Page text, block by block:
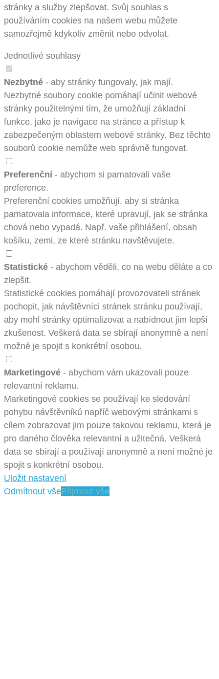
stránky a služby zlepšovat. Svůj souhlas s
používáním cookies na našem webu můžete
samozřejmě kdykoliv změnit nebo odvolat.
Jednotlivé souhlasy
Nezbytné - aby stránky fungovaly, jak mají.
Nezbytné soubory cookie pomáhají učinit webové
stránky použitelnými tím, že umožňují základní
funkce, jako je navigace na stránce a přístup k
zabezpečeným oblastem webové stránky. Bez těchto
souborů cookie nemůže web správně fungovat.
Preferenční - abychom si pamatovali vaše
preference.
Preferenční cookies umožňují, aby si stránka
pamatovala informace, které upravují, jak se stránka
chová nebo vypadá. Např. vaše přihlášení, obsah
košíku, zemi, ze které stránku navštěvujete.
Statistické - abychom věděli, co na webu děláte a co
zlepšit.
Statistické cookies pomáhají provozovateli stránek
pochopit, jak návštěvníci stránek stránku používají,
aby mohl stránky optimalizovat a nabídnout jim lepší
zkušenost. Veškerá data se sbírají anonymně a není
možné je spojit s konkrétní osobou.
Marketingové - abychom vám ukazovali pouze
relevantní reklamu.
Marketingové cookies se používají ke sledování
pohybu návštěvníků napříč webovými stránkami s
cílem zobrazovat jim pouze takovou reklamu, která je
pro daného člověka relevantní a užitečná. Veškerá
data se sbírají a používají anonymně a není možné je
spojit s konkrétní osobou.
Uložit nastavení
Odmítnout všePřijmout vše